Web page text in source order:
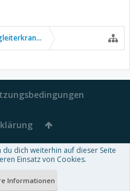
-Deutsch von xenDach
ThemeHouse
du dich weiterhin auf dieser Seite
Einsatz von Cookies.
Informationen